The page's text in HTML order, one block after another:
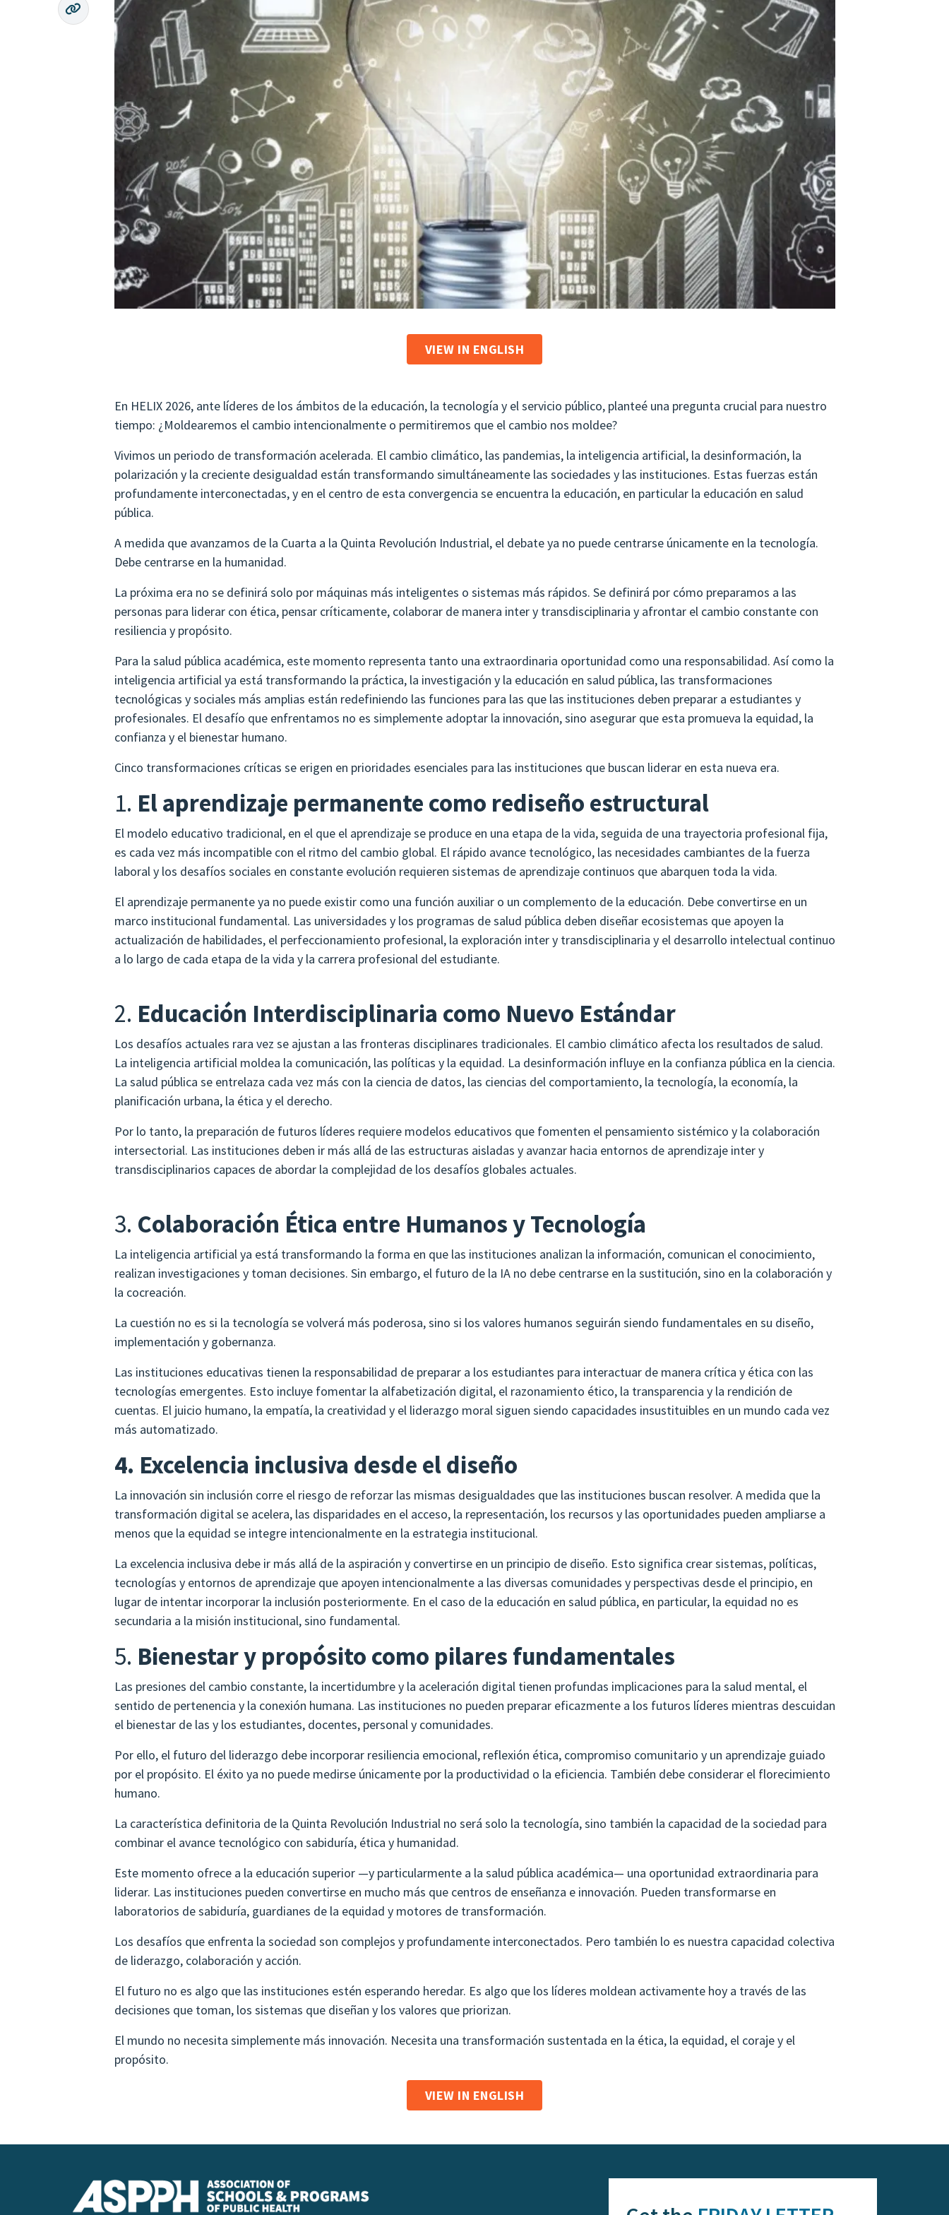
Copy link
VIEW IN ENGLISH
En HELIX 2026, ante líderes de los ámbitos de la educación, la tecnología y el servicio público, planteé una pregunta crucial para nuestro
tiempo: ¿Moldearemos el cambio intencionalmente o permitiremos que el cambio nos moldee?
Vivimos un periodo de transformación acelerada. El cambio climático, las pandemias, la inteligencia artificial, la desinformación, la
polarización y la creciente desigualdad están transformando simultáneamente las sociedades y las instituciones. Estas fuerzas están
profundamente interconectadas, y en el centro de esta convergencia se encuentra la educación, en particular la educación en salud
pública.
A medida que avanzamos de la Cuarta a la Quinta Revolución Industrial, el debate ya no puede centrarse únicamente en la tecnología.
Debe centrarse en la humanidad.
La próxima era no se definirá solo por máquinas más inteligentes o sistemas más rápidos. Se definirá por cómo preparamos a las
personas para liderar con ética, pensar críticamente, colaborar de manera inter y transdisciplinaria y afrontar el cambio constante con
resiliencia y propósito.
Para la salud pública académica, este momento representa tanto una extraordinaria oportunidad como una responsabilidad. Así como la
inteligencia artificial ya está transformando la práctica, la investigación y la educación en salud pública, las transformaciones
tecnológicas y sociales más amplias están redefiniendo las funciones para las que las instituciones deben preparar a estudiantes y
profesionales. El desafío que enfrentamos no es simplemente adoptar la innovación, sino asegurar que esta promueva la equidad, la
confianza y el bienestar humano.
Cinco transformaciones críticas se erigen en prioridades esenciales para las instituciones que buscan liderar en esta nueva era.
1. El aprendizaje permanente como rediseño estructural
El modelo educativo tradicional, en el que el aprendizaje se produce en una etapa de la vida, seguida de una trayectoria profesional fija,
es cada vez más incompatible con el ritmo del cambio global. El rápido avance tecnológico, las necesidades cambiantes de la fuerza
laboral y los desafíos sociales en constante evolución requieren sistemas de aprendizaje continuos que abarquen toda la vida.
El aprendizaje permanente ya no puede existir como una función auxiliar o un complemento de la educación. Debe convertirse en un
marco institucional fundamental. Las universidades y los programas de salud pública deben diseñar ecosistemas que apoyen la
actualización de habilidades, el perfeccionamiento profesional, la exploración inter y transdisciplinaria y el desarrollo intelectual continuo
a lo largo de cada etapa de la vida y la carrera profesional del estudiante.
2. Educación Interdisciplinaria como Nuevo Estándar
Los desafíos actuales rara vez se ajustan a las fronteras disciplinares tradicionales. El cambio climático afecta los resultados de salud.
La inteligencia artificial moldea la comunicación, las políticas y la equidad. La desinformación influye en la confianza pública en la ciencia.
La salud pública se entrelaza cada vez más con la ciencia de datos, las ciencias del comportamiento, la tecnología, la economía, la
planificación urbana, la ética y el derecho.
Por lo tanto, la preparación de futuros líderes requiere modelos educativos que fomenten el pensamiento sistémico y la colaboración
intersectorial. Las instituciones deben ir más allá de las estructuras aisladas y avanzar hacia entornos de aprendizaje inter y
transdisciplinarios capaces de abordar la complejidad de los desafíos globales actuales.
3. Colaboración Ética entre Humanos y Tecnología
La inteligencia artificial ya está transformando la forma en que las instituciones analizan la información, comunican el conocimiento,
realizan investigaciones y toman decisiones. Sin embargo, el futuro de la IA no debe centrarse en la sustitución, sino en la colaboración y
la cocreación.
La cuestión no es si la tecnología se volverá más poderosa, sino si los valores humanos seguirán siendo fundamentales en su diseño,
implementación y gobernanza.
Las instituciones educativas tienen la responsabilidad de preparar a los estudiantes para interactuar de manera crítica y ética con las
tecnologías emergentes. Esto incluye fomentar la alfabetización digital, el razonamiento ético, la transparencia y la rendición de
cuentas. El juicio humano, la empatía, la creatividad y el liderazgo moral siguen siendo capacidades insustituibles en un mundo cada vez
más automatizado.
4. Excelencia inclusiva desde el diseño
La innovación sin inclusión corre el riesgo de reforzar las mismas desigualdades que las instituciones buscan resolver. A medida que la
transformación digital se acelera, las disparidades en el acceso, la representación, los recursos y las oportunidades pueden ampliarse a
menos que la equidad se integre intencionalmente en la estrategia institucional.
La excelencia inclusiva debe ir más allá de la aspiración y convertirse en un principio de diseño. Esto significa crear sistemas, políticas,
tecnologías y entornos de aprendizaje que apoyen intencionalmente a las diversas comunidades y perspectivas desde el principio, en
lugar de intentar incorporar la inclusión posteriormente. En el caso de la educación en salud pública, en particular, la equidad no es
secundaria a la misión institucional, sino fundamental.
5. Bienestar y propósito como pilares fundamentales
Las presiones del cambio constante, la incertidumbre y la aceleración digital tienen profundas implicaciones para la salud mental, el
sentido de pertenencia y la conexión humana. Las instituciones no pueden preparar eficazmente a los futuros líderes mientras descuidan
el bienestar de las y los estudiantes, docentes, personal y comunidades.
Por ello, el futuro del liderazgo debe incorporar resiliencia emocional, reflexión ética, compromiso comunitario y un aprendizaje guiado
por el propósito. El éxito ya no puede medirse únicamente por la productividad o la eficiencia. También debe considerar el florecimiento
humano.
La característica definitoria de la Quinta Revolución Industrial no será solo la tecnología, sino también la capacidad de la sociedad para
combinar el avance tecnológico con sabiduría, ética y humanidad.
Este momento ofrece a la educación superior —y particularmente a la salud pública académica— una oportunidad extraordinaria para
liderar. Las instituciones pueden convertirse en mucho más que centros de enseñanza e innovación. Pueden transformarse en
laboratorios de sabiduría, guardianes de la equidad y motores de transformación.
Los desafíos que enfrenta la sociedad son complejos y profundamente interconectados. Pero también lo es nuestra capacidad colectiva
de liderazgo, colaboración y acción.
El futuro no es algo que las instituciones estén esperando heredar. Es algo que los líderes moldean activamente hoy a través de las
decisiones que toman, los sistemas que diseñan y los valores que priorizan.
El mundo no necesita simplemente más innovación. Necesita una transformación sustentada en la ética, la equidad, el coraje y el
propósito.
VIEW IN ENGLISH